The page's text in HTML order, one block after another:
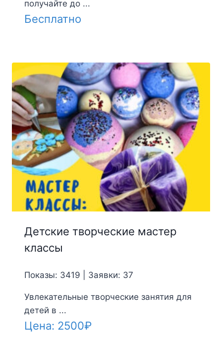
получайте до ...
Бесплатно
Детские творческие мастер
классы
Показы: 3419 | Заявки: 37
Увлекательные творческие занятия для
детей в ...
Цена: 2500₽